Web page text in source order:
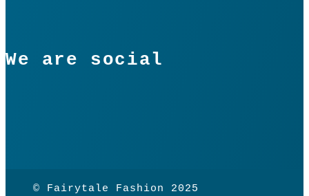
We are social
© Fairytale Fashion 2025